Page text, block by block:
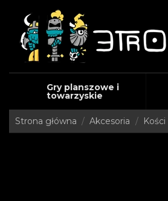
Gry planszowe i
towarzyskie
Strona główna Akcesoria Kości